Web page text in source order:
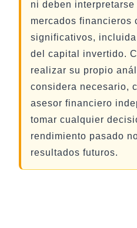
ni deben
mercados financieros
significativos,
del capital invertido.
realizar su propio
considera necesario,
asesor financiero
tomar cualquier
rendimiento pasado
resultados futuros.